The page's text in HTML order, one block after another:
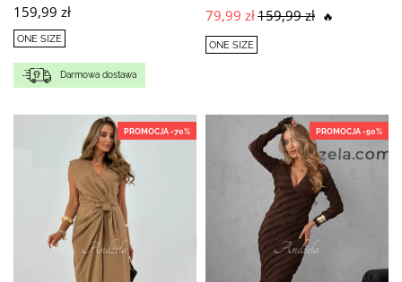
159,99 zł
ONE SIZE
Darmowa dostawa
79,99 zł159,99 zł 🔥
ONE SIZE
PROMOCJA -70% PROMOCJA -50%